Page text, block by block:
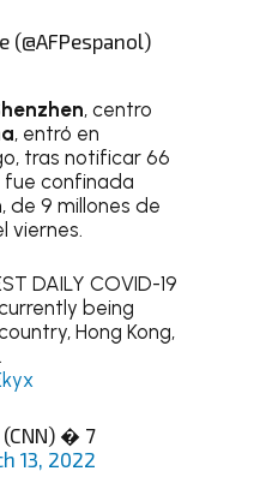
(@AFPespanol)
, centro
, entró en
tras notificar 66
confinada
, de 9 millones de
viernes.
DAILY COVID-19
being
Hong Kong,
� 7
13, 2022